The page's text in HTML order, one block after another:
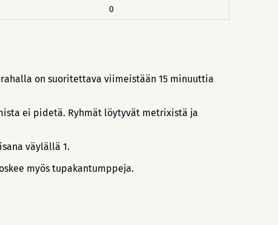
0
on suoritettava viimeistään 15 minuuttia
ei pidetä. Ryhmät löytyvät metrixistä ja
väylällä 1.
myös tupakantumppeja.